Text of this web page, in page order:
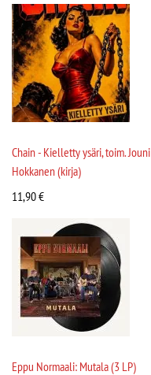
Chain - Kielletty ysäri, toim. Jouni
Hokkanen (kirja)
11,90€
Eppu Normaali: Mutala (3 LP)